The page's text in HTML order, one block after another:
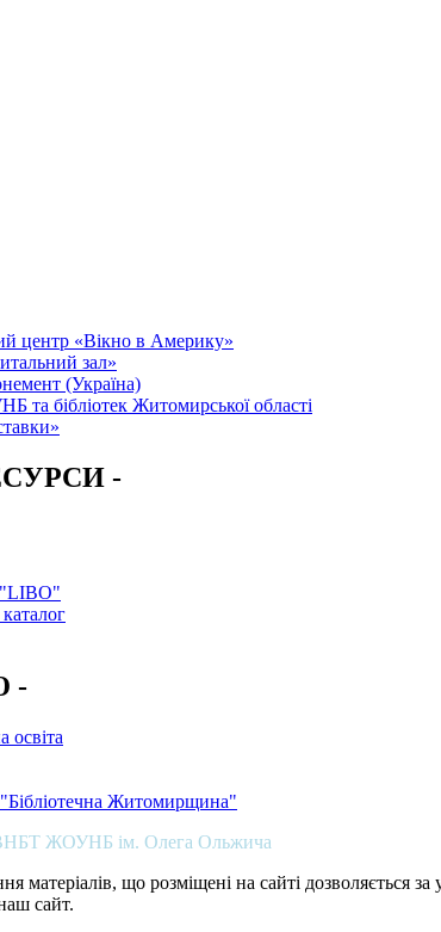
центр «Вікно в Америку»
зал»
(Україна)
та бібліотек Житомирської області
-
"LIBO"
-
освіта
Житомирщина"
ЖОУНБ ім. Олега Ольжича
матеріалів, що розміщені на сайті дозволяється
сайт.